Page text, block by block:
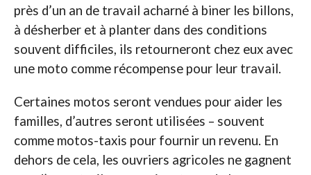
près d’un an de travail acharné à biner les billons,
à désherber et à planter dans des conditions
souvent difficiles, ils retourneront chez eux avec
une moto comme récompense pour leur travail.
Certaines motos seront vendues pour aider les
familles, d’autres seront utilisées – souvent
comme motos-taxis pour fournir un revenu. En
dehors de cela, les ouvriers agricoles ne gagnent